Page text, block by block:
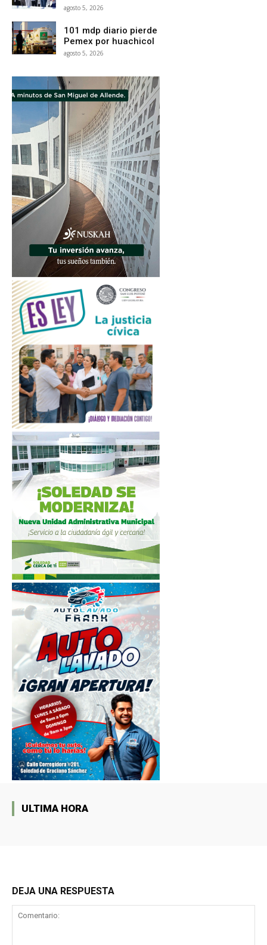
agosto 5, 2026
101 mdp diario pierde
Pemex por huachicol
agosto 5, 2026
ULTIMA HORA
DEJA UNA RESPUESTA